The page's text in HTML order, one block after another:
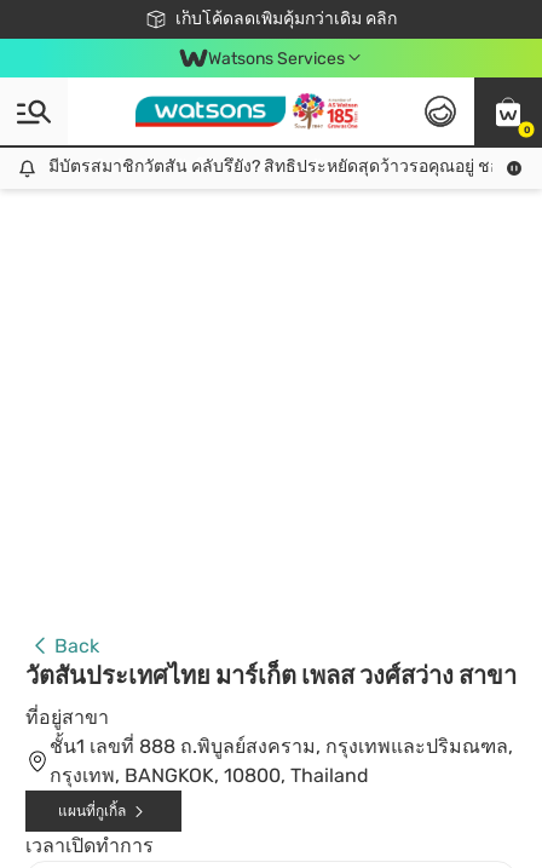
เก็บโค้ดลดเพิ่มคุ้มกว่าเดิม คลิก
ชอปออนไลน์ครั้งแรก ลดเพิ่มจุก ๆ 10%! 🎉
📦ส่งฟรี! เมื่อชอป 499฿
สมาชิกวัตสัน คลับดียังไง?
Watsons Services
0
มีบัตรสมาชิกวัตสัน คลับรึยัง? สิทธิประหยัดสุดว้าวรอคุณอยู่ ชอปคุ้มกว่าเดิม คลิก!
มีบัตรสมาชิกวัตสัน คลับรึยัง? สิทธิประหยัดสุดว้าวรอคุณอยู่ ชอปคุ้มก
Back
วัตสันประเทศไทย มาร์เก็ต เพลส วงศ์สว่าง สาขา
ที่อยู่สาขา
ชั้น1 เลขที่ 888 ถ.พิบูลย์สงคราม, กรุงเทพและปริมณฑล,
กรุงเทพ, BANGKOK, 10800, Thailand
แผนที่กูเกิ้ล
เวลาเปิดทำการ